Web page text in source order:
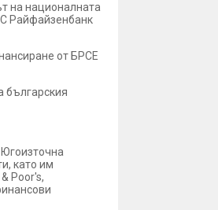
на националната
Райфайзенбанк
от БРСЕ
българския
като им
Poor's,